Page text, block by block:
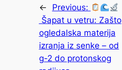
←
Previous:
Šapat u vetru: Zašto
ogledalska materija
izranja iz senke – od
g-2 do protonskog